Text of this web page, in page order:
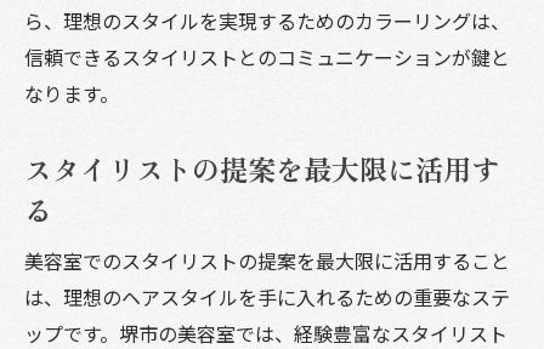
ら、理想のスタイルを実現するためのカラーリングは、
信頼できるスタイリストとのコミュニケーションが鍵と
なります。
スタイリストの提案を最大限に活用す
る
美容室でのスタイリストの提案を最大限に活用すること
は、理想のヘアスタイルを手に入れるための重要なステ
ップです。堺市の美容室では、経験豊富なスタイリスト